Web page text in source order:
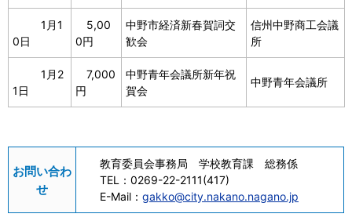
1月1
0日
5,00
0円
中野市経済新春賀詞交
歓会
信州中野商工会議
所
1月2
1日
7,000
円
中野青年会議所新年祝
賀会
中野青年会議所
お問い合わ
せ
教育委員会事務局 学校教育課 総務係
TEL： 0269-22-2111(417)
E-Mail： gakko@city.nakano.nagano.jp